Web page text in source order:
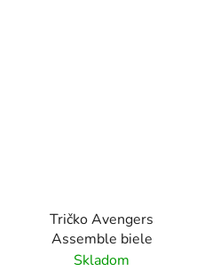
Tričko Avengers
Assemble biele
Skladom